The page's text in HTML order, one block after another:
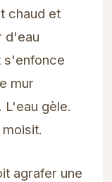
chaud et
d'eau
s'enfonce
mur
gèle.
agrafer une